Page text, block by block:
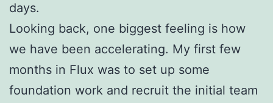
days.
Looking back, one biggest feeling is how
we have been accelerating. My first few
months in Flux was to set up some
foundation work and recruit the initial team